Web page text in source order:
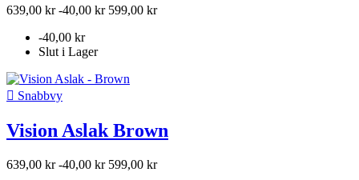
639,00 kr -40,00 kr 599,00 kr
-40,00 kr
Slut i Lager
 Snabbvy
Vision Aslak Brown
639,00 kr -40,00 kr 599,00 kr